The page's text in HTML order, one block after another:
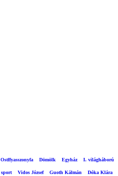
Ostffyasszonyfa Dömölk Egyház I. világháború
sport Vidos József Guoth Kálmán Dóka Klára